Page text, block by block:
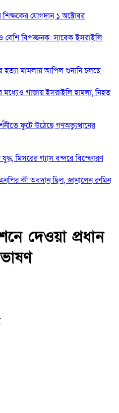
শিক্ষকের যোগদান ১ অক্টোবর
বেশি বিপজ্জনক: সাবেক ইসরাইলি
হত্যা মামলায় আপিল শুনানি চলছে
মধ্যেও গাজায় ইসরাইলি হামলা, নিহত
ফুটে উঠেছে গণঅভ্যুত্থানের
যুদ্ধ, মিসরের গ্যাস বন্দরে বিস্ফোরণ
কী অবদান ছিল, জানালেন রুমিন
দেওয়া প্রধান